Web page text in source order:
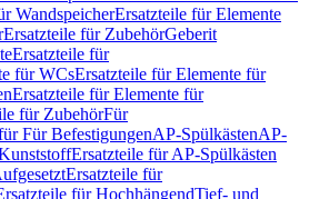
WandspeicherErsatzteile für Elemente
Ersatzteile für ZubehörGeberit
Ersatzteile für
für WCsErsatzteile für Elemente für
Ersatzteile für Elemente für
für ZubehörFür
Für BefestigungenAP-SpülkästenAP-
Ersatzteile für AP-Spülkästen
Ersatzteile für
für HochhängendTief- und